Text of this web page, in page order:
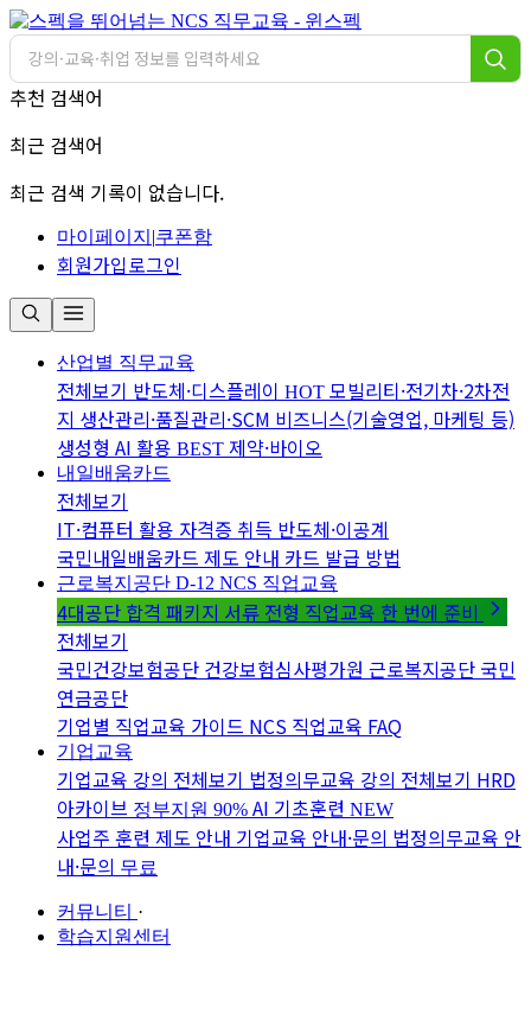
추천 검색어
최근 검색어
최근 검색 기록이 없습니다.
마이페이지 |쿠폰함
회원가입로그인
산업별 직무교육
전체보기 반도체·디스플레이 HOT 모빌리티·전기차·2차전
지 생산관리·품질관리·SCM 비즈니스(기술영업, 마케팅 등)
생성형 AI 활용 BEST 제약·바이오
내일배움카드
전체보기
IT·컴퓨터 활용 자격증 취득 반도체·이공계
국민내일배움카드 제도 안내 카드 발급 방법
근로복지공단 D-12 NCS 직업교육
4대공단 합격 패키지 서류 전형 직업교육 한 번에 준비
전체보기
국민건강보험공단 건강보험심사평가원 근로복지공단 국민
연금공단
기업별 직업교육 가이드 NCS 직업교육 FAQ
기업교육
기업교육 강의 전체보기 법정의무교육 강의 전체보기 HRD
아카이브 정부지원 90% AI 기초훈련 NEW
사업주 훈련 제도 안내 기업교육 안내·문의 법정의무교육 안
내·문의 무료
커뮤니티 ·
학습지원센터